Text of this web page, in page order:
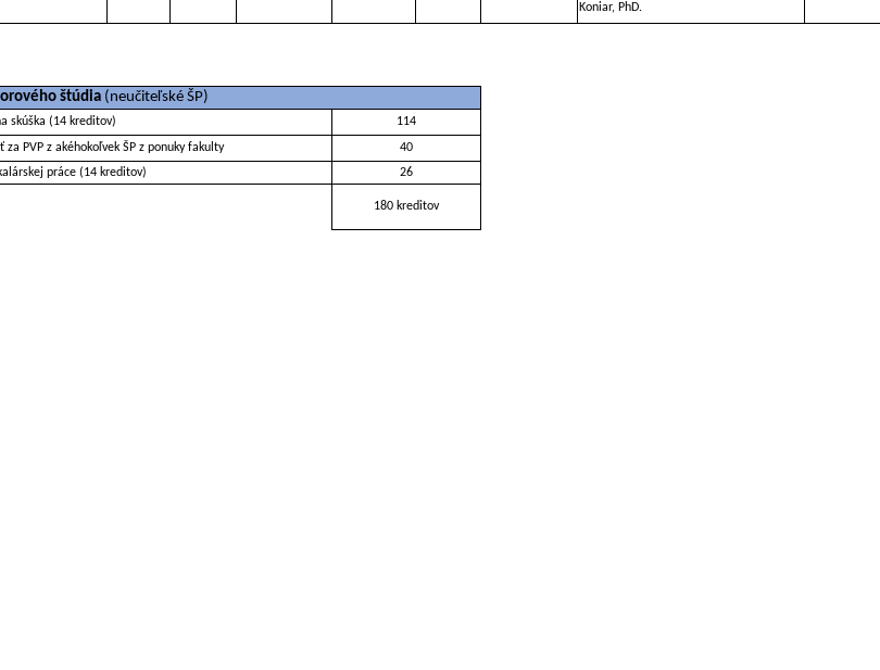
Koniar, PhD.
štúdia (neučiteľské ŠP)
skúška (14 kreditov)
114
PVP z akéhokoľvek ŠP z ponuky fakulty
40
práce (14 kreditov) 26
180 kreditov